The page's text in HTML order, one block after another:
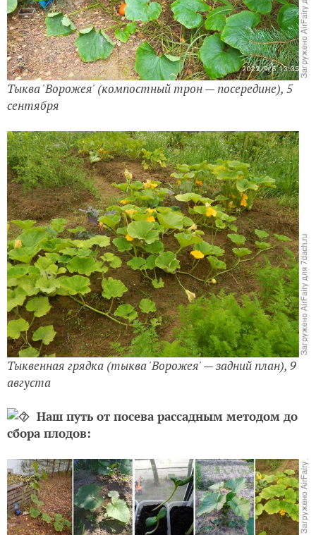
Тыква 'Ворожея' (компостный трон — посередине), 5
сентября
Тыквенная грядка (тыква 'Ворожея' — задний план), 9
августа
Наш путь от посева рассадным методом до
сбора плодов: